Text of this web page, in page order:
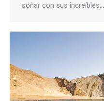
soñar con sus increíbles…